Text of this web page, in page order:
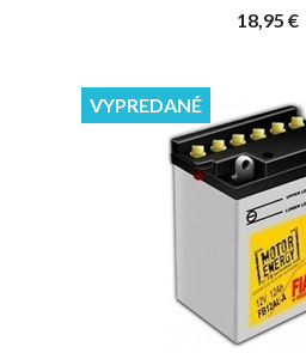
18,95 €
VYPREDANÉ